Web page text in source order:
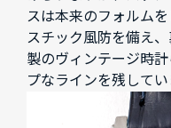
スは本来のフォルム
スチック風防を備え
製のヴィンテージ時
プなラインを残してい